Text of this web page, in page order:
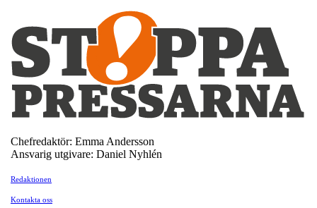
Chefredaktör: Emma Andersson
Ansvarig utgivare: Daniel Nyhlén
Redaktionen
Kontakta oss